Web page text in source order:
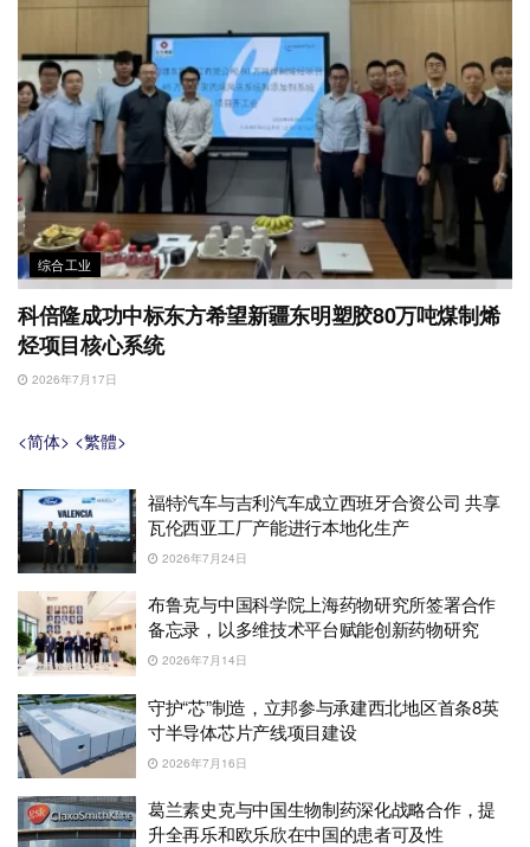
综合工业
科倍隆成功中标东方希望新疆东明塑胶80万吨煤制烯
烃项目核心系统
2026年7月17日
<简体> <繁體>
福特汽车与吉利汽车成立西班牙合资公司 共享
瓦伦西亚工厂产能进行本地化生产
2026年7月24日
布鲁克与中国科学院上海药物研究所签署合作
备忘录，以多维技术平台赋能创新药物研究
2026年7月14日
守护“芯”制造，立邦参与承建西北地区首条8英
寸半导体芯片产线项目建设
2026年7月16日
葛兰素史克与中国生物制药深化战略合作，提
升全再乐和欧乐欣在中国的患者可及性